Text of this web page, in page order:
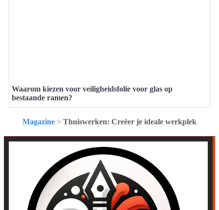
Waarom kiezen voor veiligheidsfolie voor glas op
bestaande ramen?
Magazine > Thuiswerken: Creëer je ideale werkplek